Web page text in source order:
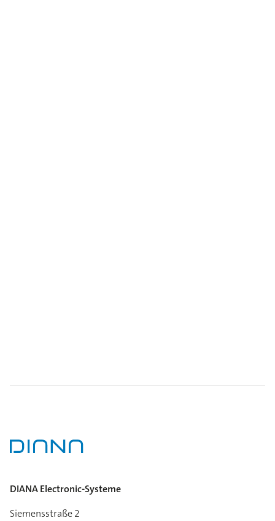
DIANA Electronic-Systeme
Siemensstraße 2